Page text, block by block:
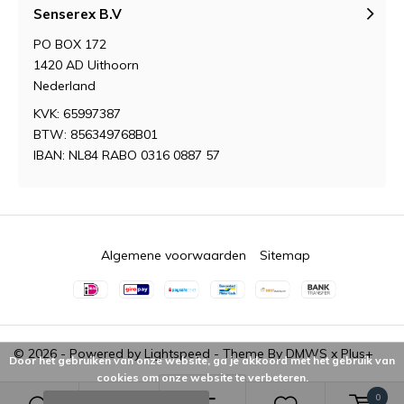
0
Wij werken samen met geselecteerde Europese
voedselveiligheidsnormen.
Discrete verzending
Privacy staat bij ons centraal. Alle bestellingen
neutrale verpakking. Ook betalingen worden
vertrouwelijk verwerkt.
Wij wensen je veel winkelplezier!
Senserex B.V
PO BOX 172
1420 AD Uithoorn
Nederland
KVK: 65997387
BTW: 856349768B01
IBAN: NL84 RABO 0316 0887 57
© 2026 - Powered by Lightspeed - Theme ByDMWS x Plus+
Algemene voorwaarden Sitemap
Door het gebruiken van onze website, ga je akkoord met het gebruik van
cookies om onze website te verbeteren.